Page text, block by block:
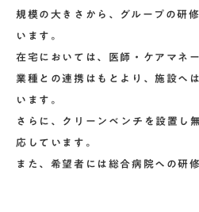
規模の大きさから、グループの研
います。
在宅においては、医師・ケアマネ
業種との連携はもとより、施設へ
います。
さらに、クリーンベンチを設置し
応しています。
また、希望者には総合病院への研